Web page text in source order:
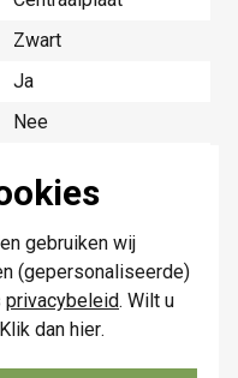
gebruiken wij
(gepersonaliseerde)
privacybeleid. Wilt u
dan hier.
Zwart
Ja
Nee
Overig
Recht
Zonder label
2